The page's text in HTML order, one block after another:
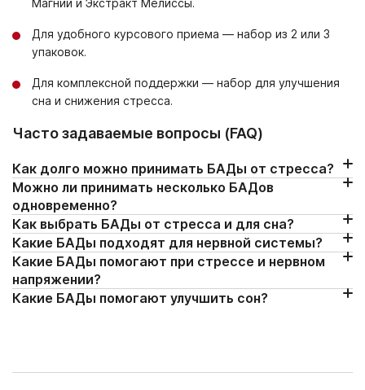
Магний и Экстракт Мелиссы.
Для удобного курсового приема — набор из 2 или 3
упаковок.
Для комплексной поддержки — набор для улучшения
сна и снижения стресса.
Часто задаваемые вопросы (FAQ)
Как долго можно принимать БАДы от стресса?
Продолжительность курса зависит от конкретного
продукта и указана в инструкции. Например, курс приема
KWC Магний и Экстракт Мелиссы составляет 1 месяц, при
необходимости его можно повторить.
Можно ли принимать несколько БАДов
одновременно?
Сочетать добавки можно, если учитывать их состав и
рекомендации производителя. Важно проверять
компоненты, чтобы избежать дублирования веществ и
избыточного приема одних и тех же нутриентов. При
сомнениях лучше проконсультироваться со специалистом.
Как выбрать БАДы от стресса и для сна?
Сначала стоит определить основную задачу: снижение
напряжения, улучшение сна или поддержка концентрации.
Затем нужно обратить внимание на состав продукта,
формат курса и рекомендации производителя.
Какие БАДы подходят для нервной системы?
При интенсивной работе или учебе чаще выбирают
добавки для поддержки концентрации, памяти и общего
тонуса. В их состав могут входить экстракт гинкго, соевый
Какие БАДы помогают при стрессе и нервном
напряжении?
Для поддержки нервной системы и снижения напряжения
Какие БАДы помогают улучшить сон?